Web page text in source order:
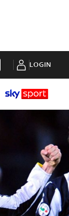
LOGIN